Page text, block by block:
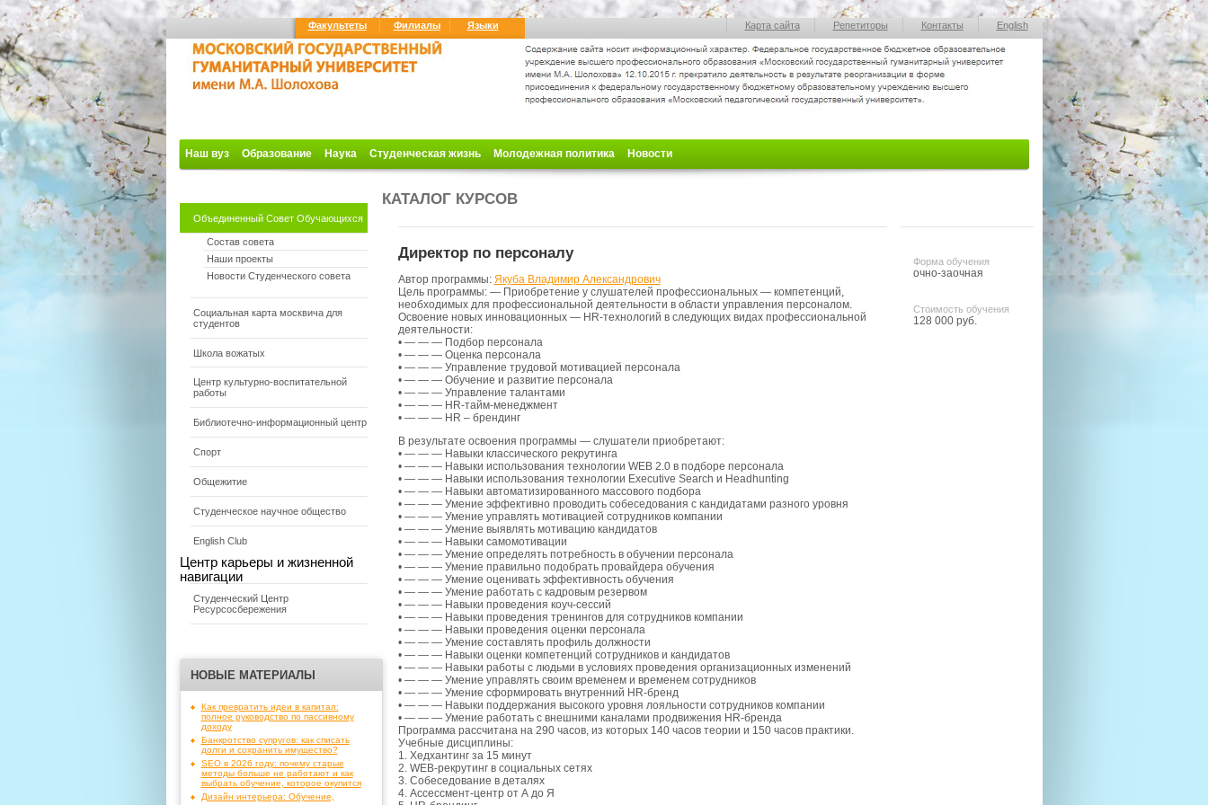
Факультеты Филиалы Языки Карта сайта Репетиторы Контакты English
Наш вуз Образование Наука Студенческая жизнь Молодежная политика Новости
Объединенный Совет Обучающихся
Состав совета
Наши проекты
Новости Студенческого совета
Социальная карта москвича для
студентов
Школа вожатых
Центр культурно-воспитательной
работы
Библиотечно-информационный центр
Спорт
Общежитие
Студенческое научное общество
English Club
Центр карьеры и жизненной
навигации
Студенческий Центр
Ресурсосбережения
НОВЫЕ МАТЕРИАЛЫ
Как превратить идеи в капитал:
полное руководство по пассивному
доходу
Банкротство супругов: как списать
долги и сохранить имущество?
SEO в 2026 году: почему старые
методы больше не работают и как
выбрать обучение, которое окупится
Дизайн интерьера: Обучение,
КАТАЛОГ КУРСОВ
Форма обучения
очно-заочная
Стоимость обучения
128 000 руб.
Директор по персоналу
Автор программы: Якуба ВладимирАлександрович
Цель программы: — Приобретение у слушателей профессиональных — компетенций,
необходимых для профессиональной деятельности в области управления персоналом.
Освоение новых инновационных — HR-технологий в следующих видах профессиональной
деятельности:
• — — — Подбор персонала
• — — — Оценка персонала
• — — — Управление трудовой мотивацией персонала
• — — — Обучение и развитие персонала
• — — — Управление талантами
• — — — HR-тайм-менеджмент
• — — — HR – брендинг
В результате освоения программы — слушатели приобретают:
• — — — Навыки классического рекрутинга
• — — — Навыки использования технологии WEB 2.0 в подборе персонала
• — — — Навыки использования технологии Executive Search и Headhunting
• — — — Навыки автоматизированного массового подбора
• — — — Умение эффективно проводить собеседования с кандидатами разного уровня
• — — — Умение управлять мотивацией сотрудников компании
• — — — Умение выявлять мотивацию кандидатов
• — — — Навыки самомотивации
• — — — Умение определять потребность в обучении персонала
• — — — Умение правильно подобрать провайдера обучения
• — — — Умение оценивать эффективность обучения
• — — — Умение работать с кадровым резервом
• — — — Навыки проведения коуч-сессий
• — — — Навыки проведения тренингов для сотрудников компании
• — — — Навыки проведения оценки персонала
• — — — Умение составлять профиль должности
• — — — Навыки оценки компетенций сотрудников и кандидатов
• — — — Навыки работы с людьми в условиях проведения организационных изменений
• — — — Умение управлять своим временем и временем сотрудников
• — — — Умение сформировать внутренний HR-бренд
• — — — Навыки поддержания высокого уровня лояльности сотрудников компании
• — — — Умение работать с внешними каналами продвижения HR-бренда
Программа рассчитана на 290 часов, из которых 140 часов теории и 150 часов практики.
Учебные дисциплины:
1. Хедхантинг за 15 минут
2. WEB-рекрутинг в социальных сетях
3. Собеседование в деталях
4. Ассессмент-центр от А до Я